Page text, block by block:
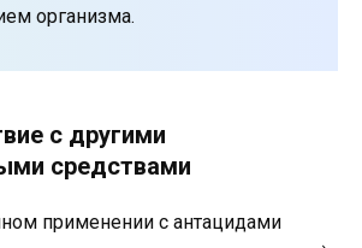
организма.
с другими
средствами
применении с антацидами